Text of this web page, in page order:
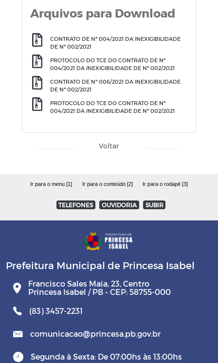
Arquivos para Download
CONTRATO DE Nº 004/2021 DA INEXIGIBILIDADE
DE Nº 002/2021
PROTOCOLO DO TCE DO CONTRATO DE Nº
004/2021 DA INEXIGIBILIDADE DE Nº 002/2021
CONTRATO DE Nº 006/2021 DA INEXIGIBILIDADE
DE Nº 002/2021
PROTOCOLO DO TCE DO CONTRATO DE Nº
004/2021 DA INEXIGIBILIDADE DE Nº 002/2021
Voltar
Ir para o menu [1] Ir para o conteúdo [2] Ir para o rodapé [3]
TELEFONES OUVIDORIA SUBIR
Prefeitura Municipal de Princesa Isabel
Francisco Sales Maia, 23, Centro
Princesa Isabel / PB - CEP: 58755-000
(83) 3457-2231
comunicacao@princesa.pb.gov.br
Segunda à Sexta: De 07:00hs às 13:00hs